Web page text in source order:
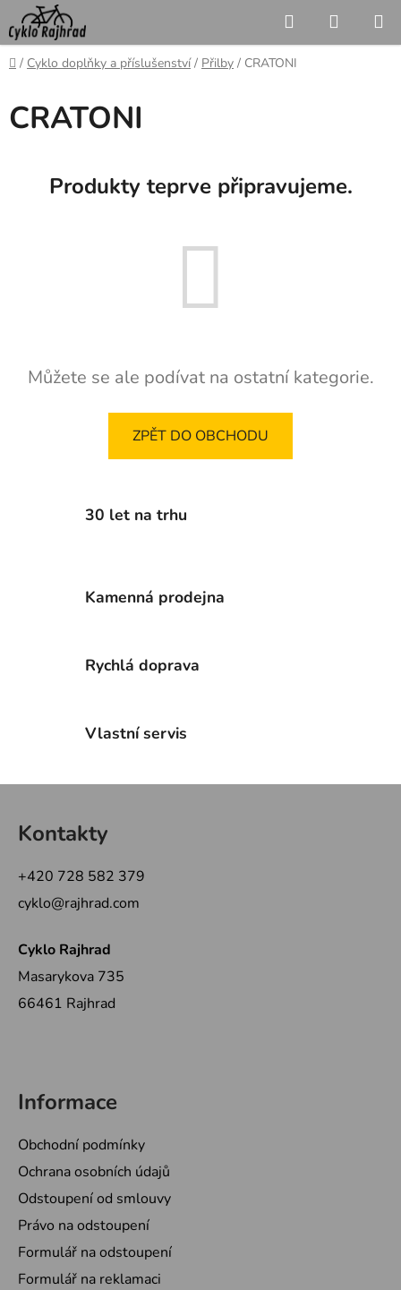
Přejít
na
obsah
Hledat
KOŠÍK
Domů
/ Cyklo doplňky a příslušenství / Přilby / CRATONI
CRATONI
Produkty teprve připravujeme.
Můžete se ale podívat na ostatní kategorie.
ZPĚT DO OBCHODU
30 let na trhu
Kamenná prodejna
Rychlá doprava
Vlastní servis
Kontakty
+420 728 582 379
cyklo@rajhrad.com
Cyklo Rajhrad
Masarykova 735
66461 Rajhrad
Informace
Obchodní podmínky
Ochrana osobních údajů
Odstoupení od smlouvy
Právo na odstoupení
Formulář na odstoupení
Formulář na reklamaci